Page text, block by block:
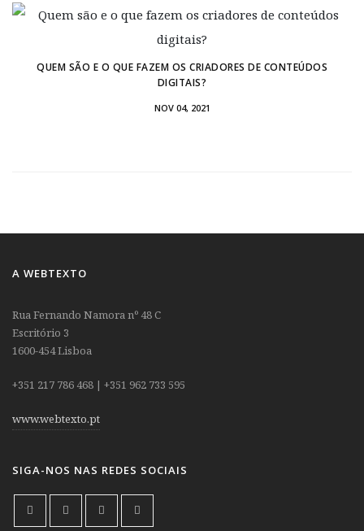
QUEM SÃO E O QUE FAZEM OS CRIADORES DE CONTEÚDOS
DIGITAIS?
NOV 04, 2021
A WEBTEXTO
Rua Fernando Namora nº 48 C
Escritório 3
1600-454 Lisboa
+351 217 786 468 | +351 962 733 595
www.webtexto.pt
SIGA-NOS NAS REDES SOCIAIS